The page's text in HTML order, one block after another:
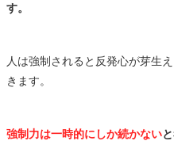
す。
人は強制されると反発心が芽生
きます。
強制力は一時的にしか続かない